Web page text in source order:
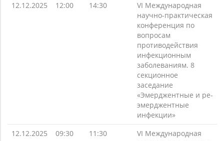
12.12.2025
12:00 14:30
VI Международная
научно-практическая
конференция по
вопросам
противодействия
инфекционным
заболеваниям. 8
секционное
заседание
«Эмерджентные и ре-
эмерджентные
инфекции»
12.12.2025
09:30 11:30
VI Международная